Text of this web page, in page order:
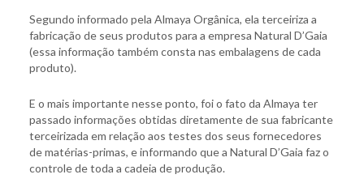
Segundo informado pela Almaya Orgânica, ela terceiriza a
fabricação de seus produtos para a empresa Natural D’Gaia
(essa informação também consta nas embalagens de cada
produto).
E o mais importante nesse ponto, foi o fato da Almaya ter
passado informações obtidas diretamente de sua fabricante
terceirizada em relação aos testes dos seus fornecedores
de matérias-primas, e informando que a Natural D’Gaia faz o
controle de toda a cadeia de produção.